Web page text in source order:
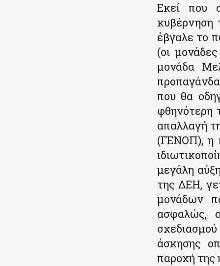
Εκεί που
κυβέρνηση
έβγαλε το
(οι
μονάδα
που θα
φθηνότερη
απαλλαγή
(ΓΕΝΟΠ), η
μεγάλη
της ΔΕΗ,
μονάδων
ασφαλώς,
άσκησης
παροχή της